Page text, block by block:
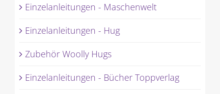
Einzelanleitungen - Maschenwelt
Einzelanleitungen - Hug
Zubehör Woolly Hugs
Einzelanleitungen - Bücher Toppverlag